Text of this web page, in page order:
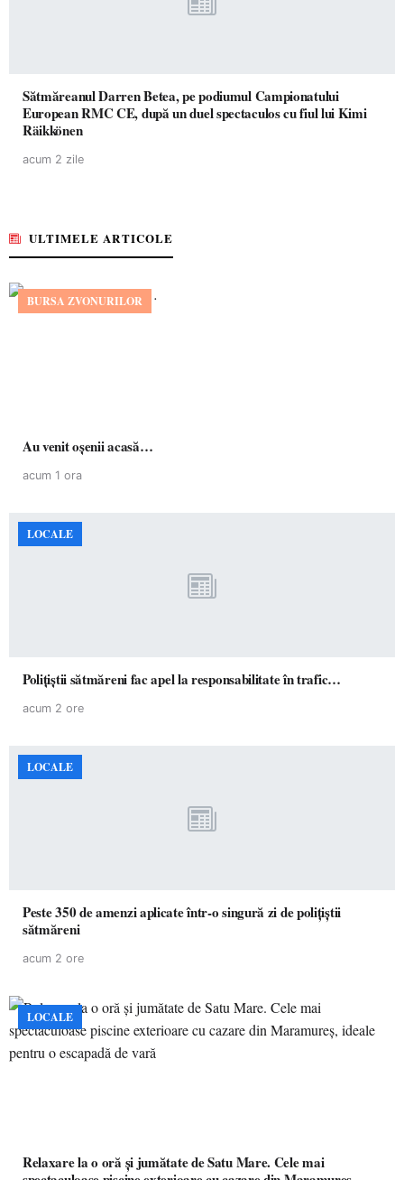
Sătmăreanul Darren Betea, pe podiumul Campionatului
European RMC CE, după un duel spectaculos cu fiul lui Kimi
Räikkönen
acum 2 zile
ULTIMELE ARTICOLE
BURSA ZVONURILOR
Au venit oșenii acasă…
acum 1 ora
LOCALE
Polițiștii sătmăreni fac apel la responsabilitate în trafic…
acum 2 ore
LOCALE
Peste 350 de amenzi aplicate într-o singură zi de polițiștii
sătmăreni
acum 2 ore
LOCALE
Relaxare la o oră și jumătate de Satu Mare. Cele mai